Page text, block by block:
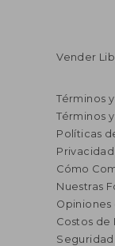
Vender
Términos
Términos
Políticas
Cómo
Nuestras
Opiniones
Costos de